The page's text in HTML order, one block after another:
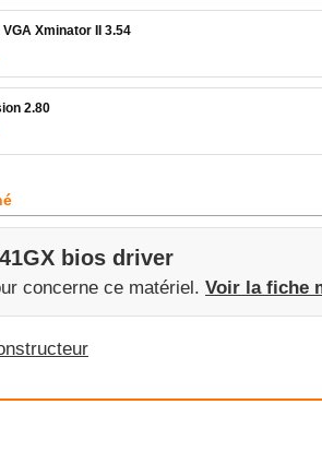
Xminator II 3.54
2.80
bios driver
concerne ce matériel. Voir la fiche